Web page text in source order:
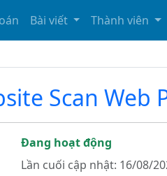
Bài viết Thành viên
Scan Web
Đang hoạt động
Lần cuối cập nhật: 16/08/